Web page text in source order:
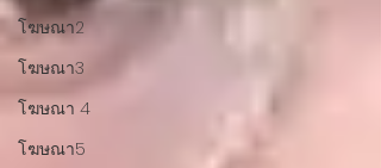
โฆษณา2
โฆษณา3
โฆษณา 4
โฆษณา5